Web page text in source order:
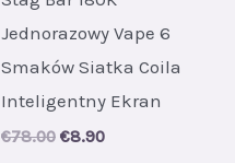
Jednorazowy Vape 6
Smaków Siatka Coila
Inteligentny Ekran
€78.00 Original
€8.90Current